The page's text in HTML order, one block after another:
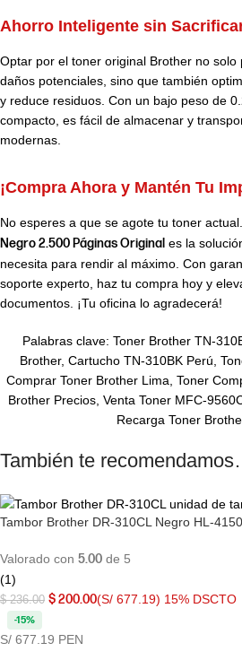
Ahorro Inteligente sin
Optar por el toner original Brother no
daños potenciales, sino que también
y reduce residuos. Con un bajo peso de
compacto, es fácil de almacenar y
modernas.
¡Compra Ahora y Mantén Tu
No esperes a que se agote tu toner
Negro 2.500 Páginas Original es la
necesita para rendir al máximo. Con
soporte experto, haz tu compra hoy y
documentos. ¡Tu oficina lo agradecerá!
Palabras clave: Toner Brother TN-
Brother, Cartucho TN-310BK Perú,
Comprar Toner Brother Lima, Toner
Brother Precios, Venta Toner MFC-
Recarga Toner
También te
Tambor Brother DR-310CL Negro HL-
Valorado con 5.00 de 5
(1)
$236.00 $200.00(S/ 677.19) 15% DSCTO
-15%
S/ 677.19 PEN